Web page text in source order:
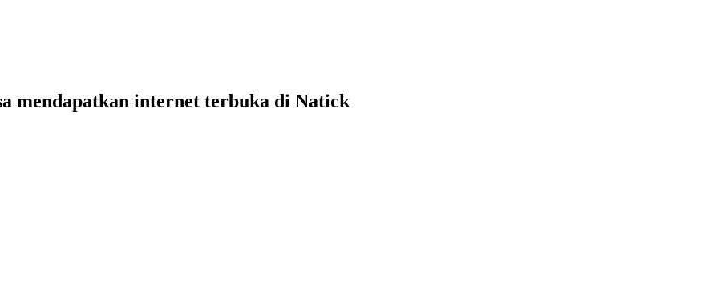
mendapatkan internet terbuka di Natick